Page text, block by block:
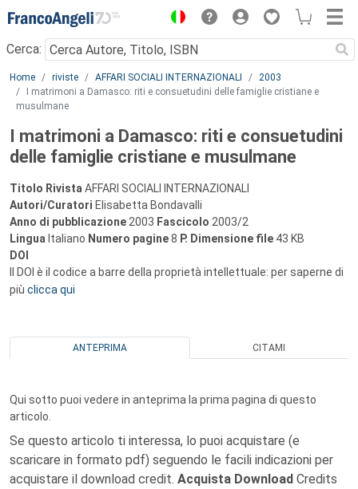
Menu
Cerca:
Main content
Home riviste AFFARI SOCIALI INTERNAZIONALI
2003
I matrimoni a Damasco: riti e consuetudini delle famiglie cristiane e
musulmane
I matrimoni a Damasco: riti e consuetudini
delle famiglie cristiane e musulmane
Titolo Rivista AFFARI SOCIALI INTERNAZIONALI
Autori/Curatori Elisabetta Bondavalli
Anno di pubblicazione 2003 Fascicolo 2003/2
Lingua Italiano Numero pagine8 P. Dimensione file 43 KB
DOI
Il DOI è il codice a barre della proprietà intellettuale: per saperne di
più clicca qui
ANTEPRIMA CITAMI
Qui sotto puoi vedere in anteprima la prima pagina di questo
articolo.
Se questo articolo ti interessa, lo puoi acquistare (e
scaricare in formato pdf) seguendo le facili indicazioni per
acquistare il download credit. Acquista Download Credits